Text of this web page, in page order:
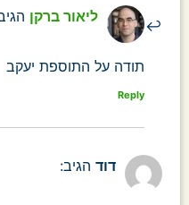
ליאור ברקן
תודה על התוספת יעקב
Reply
דוד הגיב: